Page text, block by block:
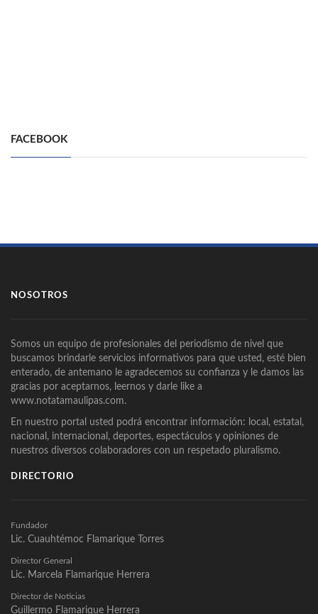
FACEBOOK
NOSOTROS
Somos un equipo de profesionales del periodismo de nivel que
buscamos brindarle servicios informativos para que usted, esté bien
enterado, de antemano le agradecemos su confianza y le damos las
gracias por aceptarnos, leernos y darle like a
www.notatamaulipas.com.
En nuestro portal usted podrá encontrar información: local, estatal,
nacional, internacional, deportes, espectáculos y opiniones de
nuestros diversos colaboradores con un respetado pluralismo.
DIRECTORIO
Fundador
Lic. Cuauhtémoc Flamarique Torres
Director General
Lic. Marcela Flamarique Herrera
Director de Noticias
Guillermo Flamarique Herrera